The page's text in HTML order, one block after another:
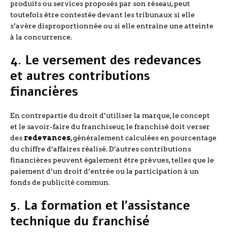
produits ou services proposés par son réseau, peut
toutefois être contestée devant les tribunaux si elle
s’avère disproportionnée ou si elle entraîne une atteinte
à la concurrence.
4. Le versement des redevances
et autres contributions
financières
En contrepartie du droit d’utiliser la marque, le concept
et le savoir-faire du franchiseur, le franchisé doit verser
des redevances, généralement calculées en pourcentage
du chiffre d’affaires réalisé. D’autres contributions
financières peuvent également être prévues, telles que le
paiement d’un droit d’entrée ou la participation à un
fonds de publicité commun.
5. La formation et l’assistance
technique du franchisé